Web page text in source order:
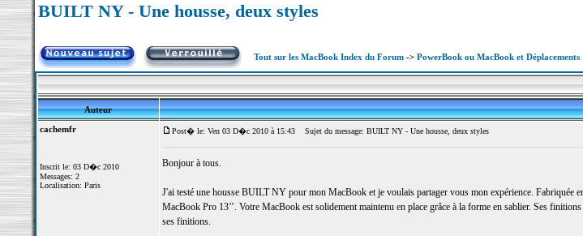
BUILT NY - Une housse, deux styles
Tout sur les MacBook Index du Forum-> PowerBook ou MacBook et Déplacements
Auteur
cachemfr
Inscrit le: 03 D�c 2010
Messages: 2
Localisation: Paris
Post� le: Ven 03 D�c 2010 à 15:43 Sujet du message: BUILT NY - Une housse, deux styles
Bonjour à tous.
J'ai testé une housse BUILT NY pour mon MacBook et je voulais partager vous mon expérience. Fabriquée
MacBook Pro 13’’. Votre MacBook est solidement maintenu en place grâce à la forme en sablier. Ses
ses finitions.